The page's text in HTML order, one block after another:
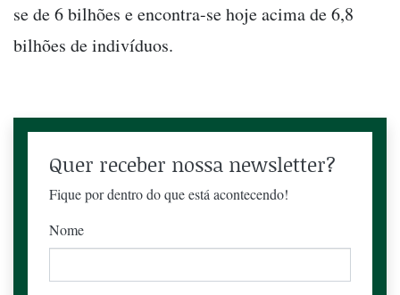
se de 6 bilhões e encontra-se hoje acima de 6,8
bilhões de indivíduos.
Quer receber nossa newsletter?
Fique por dentro do que está acontecendo!
Nome